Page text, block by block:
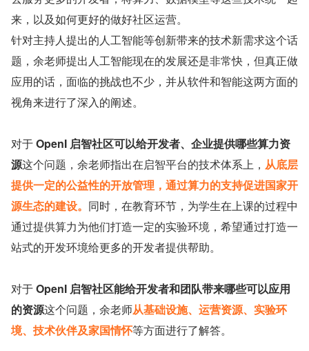
来，以及如何更好的做好社区运营。
针对主持人提出的人工智能等创新带来的技术新需求这个话
题，余老师提出人工智能现在的发展还是非常快，但真正做
应用的话，面临的挑战也不少，并从软件和智能这两方面的
视角来进行了深入的阐述。
对于 OpenI 启智社区可以给开发者、企业提供哪些算力资
源这个问题，余老师指出在启智平台的技术体系上， 从底层
提供一定的公益性的开放管理，通过算力的支持促进国家开
源生态的建设。 同时，在教育环节，为学生在上课的过程中
通过提供算力为他们打造一定的实验环境，希望通过打造一
站式的开发环境给更多的开发者提供帮助。
对于 OpenI 启智社区能给开发者和团队带来哪些可以应用
的资源这个问题，余老师从基础设施、运营资源、实验环
境、技术伙伴及家国情怀等方面进行了解答。